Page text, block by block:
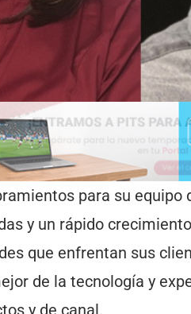
para su
y un rápido
que enfrentan sus
de la tecnología y
y de canal.